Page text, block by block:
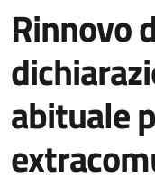
Rinnovo
abituale